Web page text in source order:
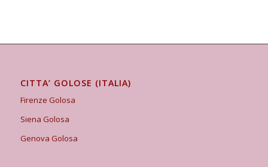
CITTA’ GOLOSE (ITALIA)
Firenze Golosa
Siena Golosa
Genova Golosa